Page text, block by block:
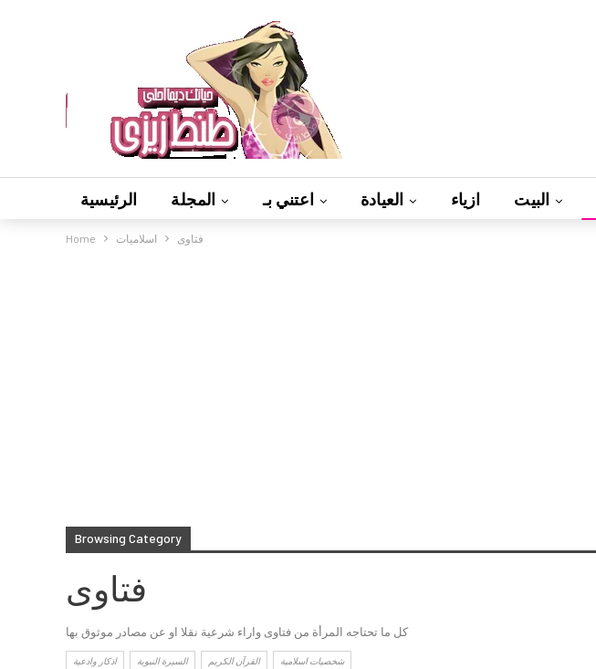
الرئيسية المجلة اعتني بـ العيادة ازياء البيت
Home اسلاميات فتاوى
Browsing Category
فتاوى
كل ما تحتاجه المرأة من فتاوى واراء شرعية نقلا او عن مصادر موثوق بها
اذكار وادعية السيرة النبوية القرآن الكريم شخصيات اسلامية